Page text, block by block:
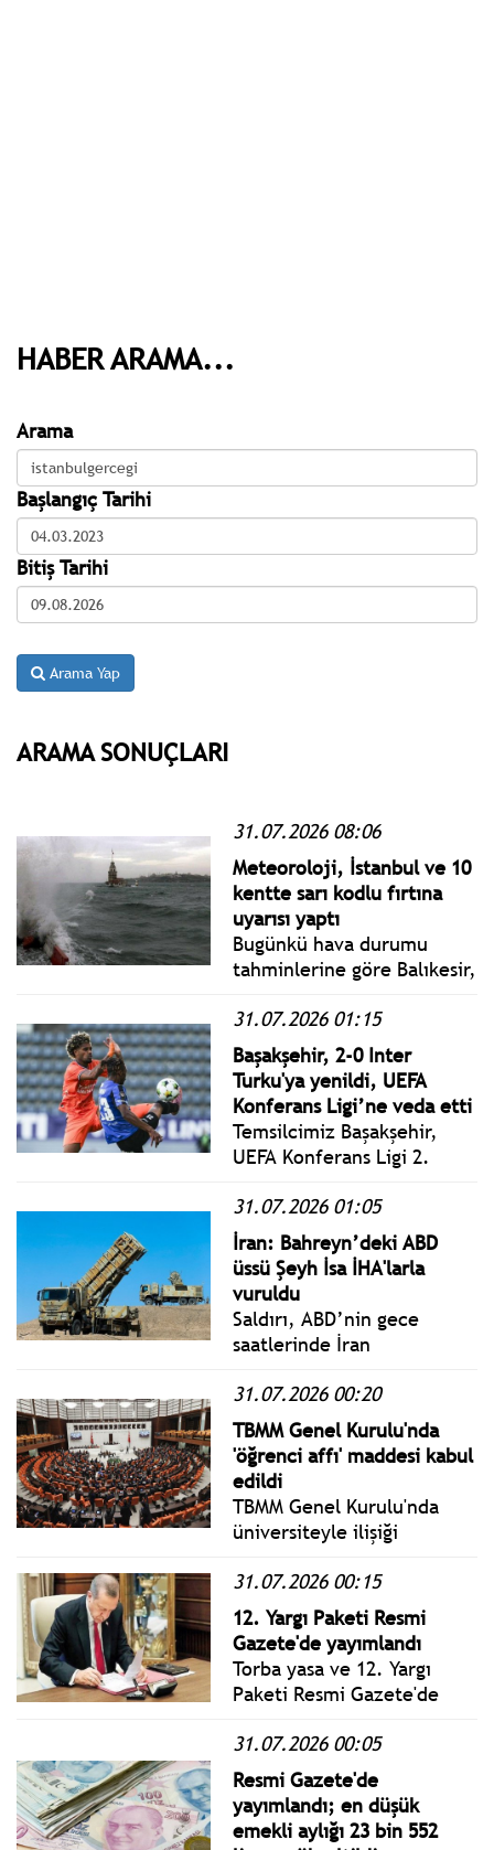
HABER ARAMA...
Arama
Başlangıç Tarihi
Bitiş Tarihi
Arama Yap
ARAMA SONUÇLARI
31.07.2026 08:06
Meteoroloji, İstanbul ve 10
kentte sarı kodlu fırtına
uyarısı yaptı
Bugünkü hava durumu
tahminlerine göre Balıkesir,
İstanbul, İzmir, Kırklareli,
Kocaeli, Manisa, Tekirdağ
ve Yalova için sarı kodlu
uyarı verildi. Rüzgarın hızı
saatte 70 km'ye varacak.
31.07.2026 01:15
Başakşehir, 2-0 Inter
Turku'ya yenildi, UEFA
Konferans Ligi’ne veda etti
Temsilcimiz Başakşehir,
UEFA Konferans Ligi 2.
maçın rövanşında
deplasmanda Finlandiya
ekibi FC Inter Turku'ya 2-0
yenilerek Avrupa
kupalarına veda etti.
31.07.2026 01:05
İran: Bahreyn’deki ABD
üssü Şeyh İsa İHA'larla
vuruldu
Saldırı, ABD’nin gece
saatlerinde İran
bölgedeki unsurlarına
yönelik yeni bir hava
harekatı
gerçekleştirmesinin
ardından geldi.
31.07.2026 00:20
TBMM Genel Kurulu'nda
'öğrenci affı' maddesi kabul
edildi
TBMM Genel Kurulu'nda
üniversiteyle ilişiği
sağlayan "öğrenci affı"
maddesi kabul edildi.
31.07.2026 00:15
12. Yargı Paketi Resmi
Gazete'de yayımlandı
Torba yasa ve 12. Yargı
Paketi Resmi Gazete'de
girdi. Düzenlemeyle en
düşük emekli aylığı 23 bin
552 liraya yükseltildi.
31.07.2026 00:05
Resmi Gazete'de
yayımlandı; en düşük
emekli aylığı 23 bin 552